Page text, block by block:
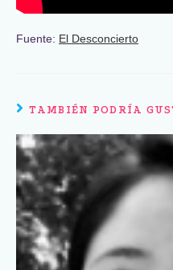
Fuente: El Desconcierto
TAMBIÉN PODRÍA